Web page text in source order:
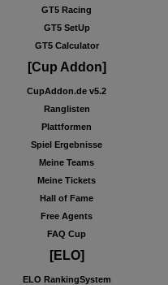
GT5 Racing
GT5 SetUp
GT5 Calculator
[Cup Addon]
CupAddon.de v5.2
Ranglisten
Plattformen
Spiel Ergebnisse
Meine Teams
Meine Tickets
Hall of Fame
Free Agents
FAQ Cup
[ELO]
ELO RankingSystem